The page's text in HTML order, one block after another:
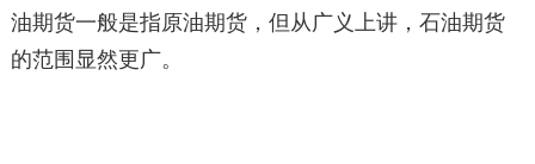
油期货一般是指原油期货，但从广义上讲，石油期货
的范围显然更广。